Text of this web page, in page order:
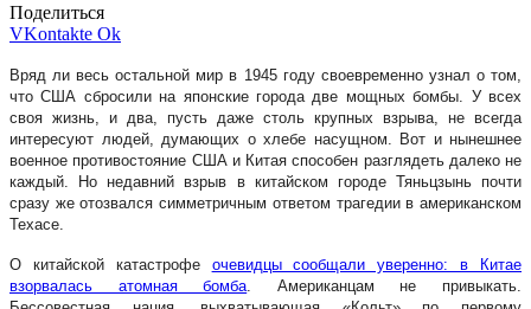
Поделиться
VKontakte Ok
Вряд ли весь остальной мир в 1945 году своевременно узнал о том,
что США сбросили на японские города две мощных бомбы. У всех
своя жизнь, и два, пусть даже столь крупных взрыва, не всегда
интересуют людей, думающих о хлебе насущном. Вот и нынешнее
военное противостояние США и Китая способен разглядеть далеко не
каждый. Но недавний взрыв в китайском городе Тяньцзынь почти
сразу же отозвался симметричным ответом трагедии в американском
Техасе.
О китайской катастрофе очевидцы сообщали уверенно: в Китае
взорвалась атомная бомба . Американцам не привыкать.